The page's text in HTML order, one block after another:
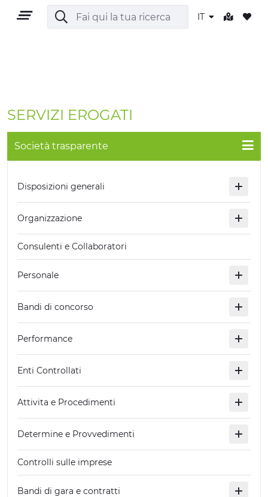
IT
OUTDOOR
ESPERIENZE
EVENTI
OFFERTE
ACCOGLIENZA
SERVIZI EROGATI
Società trasparente
Disposizioni generali
Organizzazione
Consulenti e Collaboratori
Personale
Bandi di concorso
Performance
Enti Controllati
Attivita e Procedimenti
Determine e Provvedimenti
Controlli sulle imprese
Bandi di gara e contratti